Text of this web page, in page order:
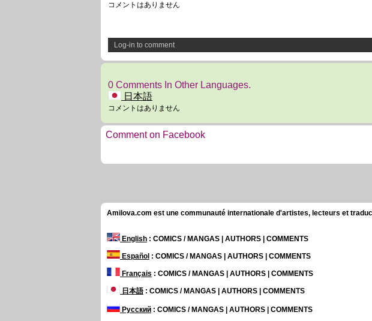
コメントはありません
Log-in to comment
0 Comments In Other Languages.
日本語
コメントはありません
Comment on Facebook
Amilova.com est une communauté internationale d'artistes, lecteurs et
English : COMICS / MANGAS | AUTHORS | COMMENTS
Español : COMICS / MANGAS | AUTHORS | COMMENTS
Français : COMICS / MANGAS | AUTHORS | COMMENTS
日本語: COMICS / MANGAS | AUTHORS | COMMENTS
Русский : COMICS / MANGAS | AUTHORS | COMMENTS